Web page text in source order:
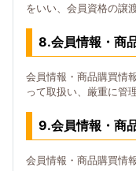
をいい、会員資格の譲
8.会員情報・商
会員情報・商品購買情
って取扱い、厳重に管
9.会員情報・商
会員情報・商品購買情